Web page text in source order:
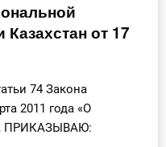
от 17
74 Закона
2011 года «О
ПРИКАЗЫВАЮ: